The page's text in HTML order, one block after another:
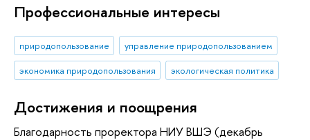
Профессиональные интересы
природопользование
управление природопользованием
экономика природопользования
экологическая политика
Достижения и поощрения
Благодарность проректора НИУ ВШЭ (декабрь